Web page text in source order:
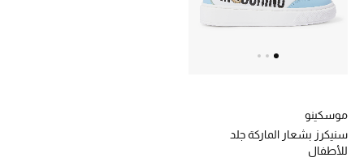
هدايا
دليل مستلزمات الجمال
موسكينو
سنيكرز بشعار الماركة جلد
للأطفال